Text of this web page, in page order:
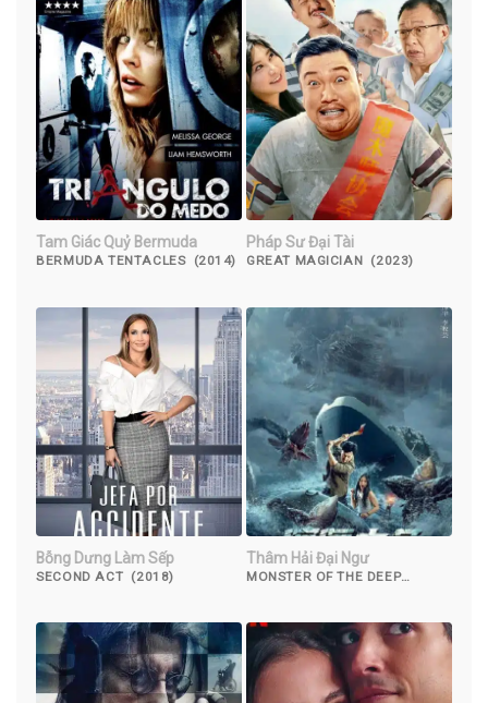
Tam Giác Quỷ Bermuda
BERMUDA TENTACLES (2014)
Pháp Sư Đại Tài
GREAT MAGICIAN (2023)
Bỗng Dưng Làm Sếp
SECOND ACT (2018)
Thâm Hải Đại Ngư
MONSTER OF THE DEEP